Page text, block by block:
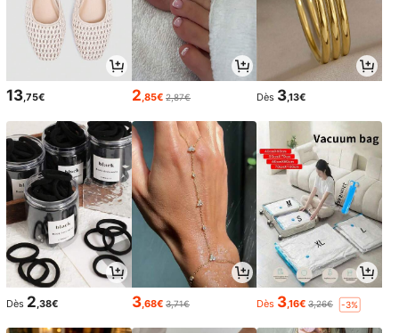
13,75€ 2,85€ 2,87€ Dès 3,13€
Dès 2,38€ 3,68€ 3,71€ Dès 3,16€ 3,26€ -3%